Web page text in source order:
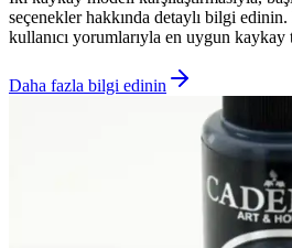
seçenekler hakkında detaylı bilgi
kullanıcı yorumlarıyla en uygun kaykay
Daha fazla bilgi edinin